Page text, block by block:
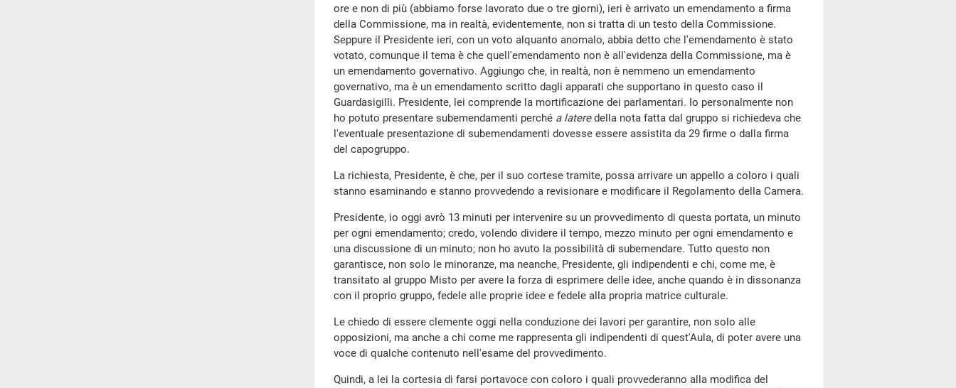
ore e non di più (abbiamo forse lavorato due o tre giorni), ieri è arrivato un emendamento a firma
della Commissione, ma in realtà, evidentemente, non si tratta di un testo della Commissione.
Seppure il Presidente ieri, con un voto alquanto anomalo, abbia detto che l'emendamento è stato
votato, comunque il tema è che quell'emendamento non è all'evidenza della Commissione, ma è
un emendamento governativo. Aggiungo che, in realtà, non è nemmeno un emendamento
governativo, ma è un emendamento scritto dagli apparati che supportano in questo caso il
Guardasigilli. Presidente, lei comprende la mortificazione dei parlamentari. Io personalmente non
ho potuto presentare subemendamenti perché a lateredella nota fatta dal gruppo si richiedeva che
l'eventuale presentazione di subemendamenti dovesse essere assistita da 29 firme o dalla firma
del capogruppo.
La richiesta, Presidente, è che, per il suo cortese tramite, possa arrivare un appello a coloro i quali
stanno esaminando e stanno provvedendo a revisionare e modificare il Regolamento della Camera.
Presidente, io oggi avrò 13 minuti per intervenire su un provvedimento di questa portata, un minuto
per ogni emendamento; credo, volendo dividere il tempo, mezzo minuto per ogni emendamento e
una discussione di un minuto; non ho avuto la possibilità di subemendare. Tutto questo non
garantisce, non solo le minoranze, ma neanche, Presidente, gli indipendenti e chi, come me, è
transitato al gruppo Misto per avere la forza di esprimere delle idee, anche quando è in dissonanza
con il proprio gruppo, fedele alle proprie idee e fedele alla propria matrice culturale.
Le chiedo di essere clemente oggi nella conduzione dei lavori per garantire, non solo alle
opposizioni, ma anche a chi come me rappresenta gli indipendenti di quest'Aula, di poter avere una
voce di qualche contenuto nell'esame del provvedimento.
Quindi, a lei la cortesia di farsi portavoce con coloro i quali provvederanno alla modifica del